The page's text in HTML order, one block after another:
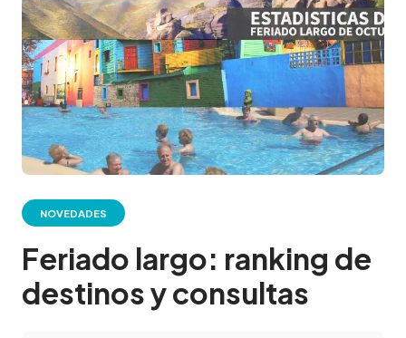
NOVEDADES
Feriado largo: ranking de
destinos y consultas